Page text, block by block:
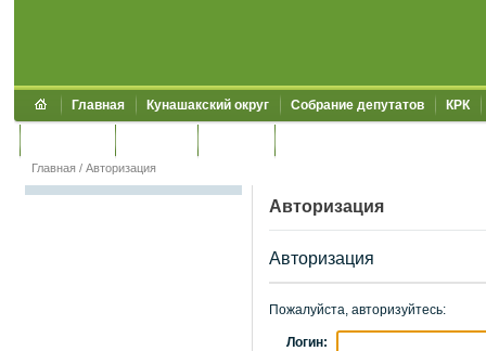
Главная Кунашакский округ Собрание депутатов КРК
Главная / Авторизация
Авторизация
Авторизация
Пожалуйста, авторизуйтесь:
Логин: